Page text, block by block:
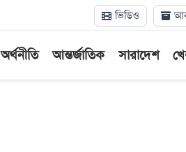
ভিডিও
অর্থনীতি আন্তর্জাতিক সারাদেশ